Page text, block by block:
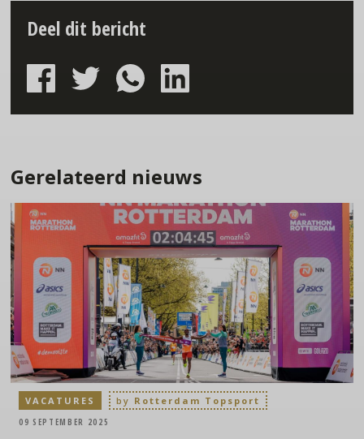
Deel dit bericht
Gerelateerd nieuws
VACATURES by Rotterdam Topsport
09 SEPTEMBER 2025